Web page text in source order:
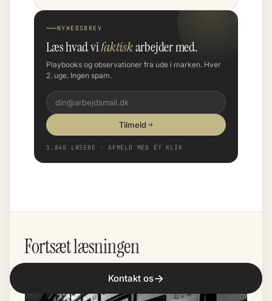
NYHEDSBREV
Læs hvad vifaktiskarbejder med.
Playbooks og observationer fra ude i marken. Hver
2. uge. Ingen spam.
Tilmeld
1.840 LÆSERE · AFMELD MED ÉT KLIK
Fortsæt læsningen
Kontakt os→